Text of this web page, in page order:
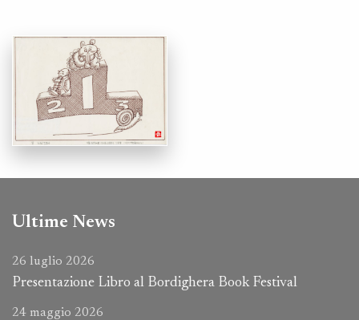
Ultime News
26 luglio 2026
Presentazione Libro al Bordighera Book Festival
24 maggio 2026